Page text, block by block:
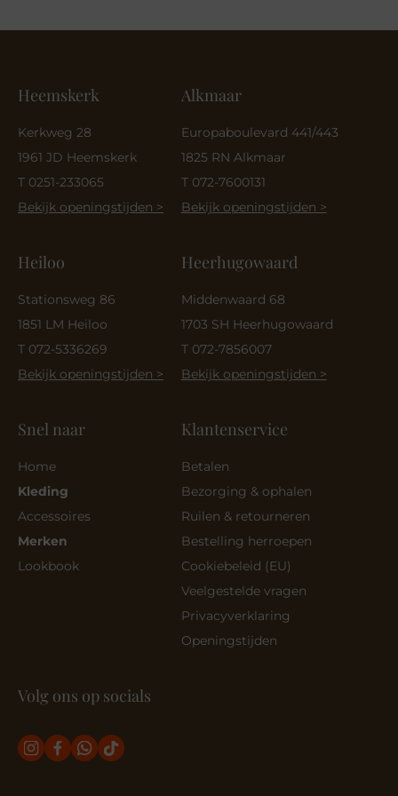
Heemskerk
Kerkweg 28
1961 JD Heemskerk
T 0251-233065
Bekijk openingstijden >
Heiloo
Stationsweg 86
1851 LM Heiloo
T 072-5336269
Bekijk openingstijden >
Alkmaar
Europaboulevard 441/443
1825 RN Alkmaar
T 072-7600131
Bekijk openingstijden >
Heerhugowaard
Middenwaard 68
1703 SH Heerhugowaard
T 072-7856007
Bekijk openingstijden >
Snel naar
Home
Kleding
Accessoires
Merken
Lookbook
Klantenservice
Betalen
Bezorging & ophalen
Ruilen & retourneren
Bestelling herroepen
Cookiebeleid (EU)
Veelgestelde vragen
Privacyverklaring
Openingstijden
Volg ons op socials